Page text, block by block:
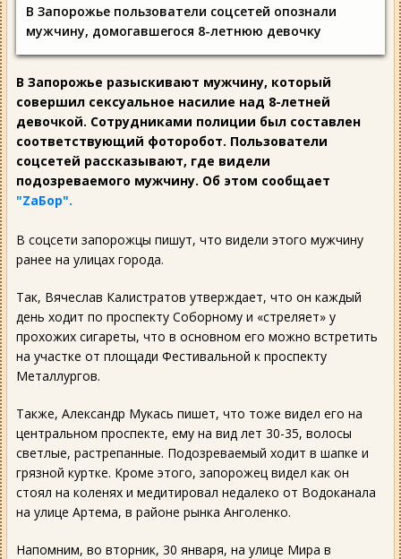
В Запорожье пользователи соцсетей опознали
мужчину, домогавшегося 8-летнюю девочку
В Запорожье разыскивают мужчину, который
совершил сексуальное насилие над 8-летней
девочкой. Сотрудниками полиции был составлен
соответствующий фоторобот. Пользователи
соцсетей рассказывают, где видели
подозреваемого мужчину. Об этом сообщает
"ZаБор".
В соцсети запорожцы пишут, что видели этого мужчину
ранее на улицах города.
Так, Вячеслав Калистратов утверждает, что он каждый
день ходит по проспекту Соборному и «стреляет» у
прохожих сигареты, что в основном его можно встретить
на участке от площади Фестивальной к проспекту
Металлургов.
Также, Александр Мукась пишет, что тоже видел его на
центральном проспекте, ему на вид лет 30-35, волосы
светлые, растрепанные. Подозреваемый ходит в шапке и
грязной куртке. Кроме этого, запорожец видел как он
стоял на коленях и медитировал недалеко от Водоканала
на улице Артема, в районе рынка Анголенко.
Напомним, во вторник, 30 января, на улице Мира в